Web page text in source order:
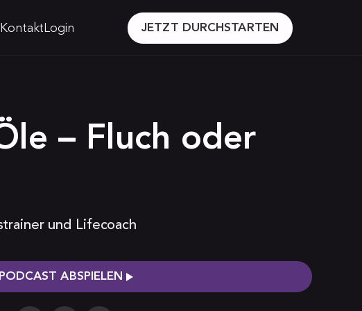
Kontakt Login JETZT DURCHSTARTEN
– Fluch oder
und Lifecoach
PODCAST ABSPIELEN